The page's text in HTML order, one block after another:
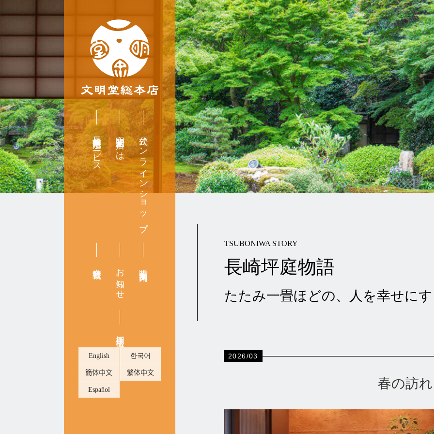
長崎無料配達サービス 文明堂総本店とは 公式オンラインショップ
お知らせ
English 한국어
簡体中文 繁体中文
Español
TSUBONIWA STORY
長崎坪庭物語
たたみ一畳ほどの、人を幸せに
2026/03
春の訪れ